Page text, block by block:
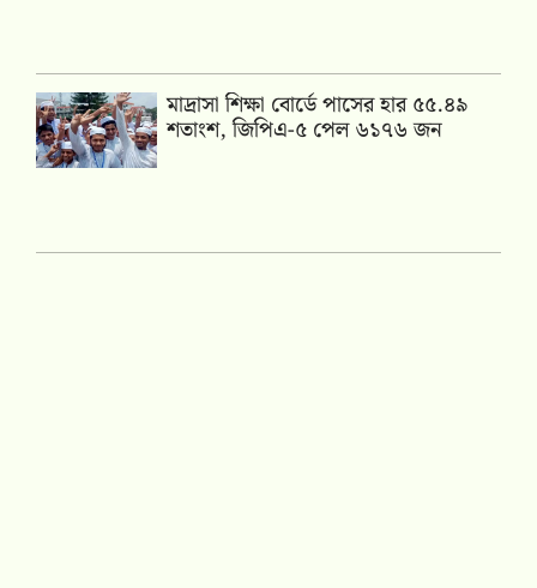
মাদ্রাসা শিক্ষা বোর্ডে পাসের হার ৫৫.৪৯
শতাংশ, জিপিএ-৫ পেল ৬১৭৬ জন